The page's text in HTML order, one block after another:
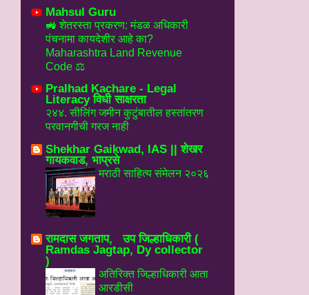
Mahsul Guru
🚜 शेतरस्ता प्रकरण: मंडळ अधिकारी
पंचनामा कायदेशीर आहे का?
Maharashtra Land Revenue
Code ⚖️
Pralhad Kachare - Legal
Literacy विधी साक्षरता
२४४. सीलिंग जमीन कुटुंबातील हस्तांतरण
परवानगीची गरज नाही
Shekhar Gaikwad, IAS || शेखर
गायकवाड, भाप्रसे
मराठी साहित्य संमेलन २०२६
रामदास जगताप, उप जिल्हाधिकारी (
Ramdas Jagtap, Dy collector
)
अतिरिक्त जिल्हाधिकारी आता
आरडीसी